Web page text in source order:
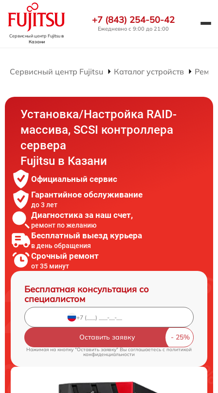
Сервисный центр Fujitsuв
Казани
+7 (843) 254-50-42
Ежедневно с 9:00 до 21:00
Сервисный центр Fujitsu Каталог устройств
Установка/Настройка RAID-
массива, SCSI контроллера
сервера
Fujitsu в Казани
Официальный сервис
Гарантийное обслуживание
до 3 лет
Диагностика за наш счет,
ремонт по желанию
Бесплатный выезд курьера
в день обращения
Срочный ремонт
от 35 минут
Бесплатная консультация со
специалистом
Оставить заявку
Нажимая на кнопку "Оставить заявку" Вы соглашаетесь cполитикой
конфиденциальности